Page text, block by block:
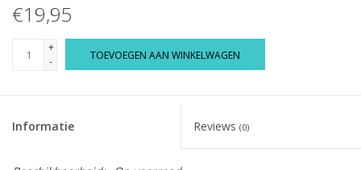
€19,95
+
-
TOEVOEGEN AAN WINKELWAGEN
Informatie Reviews (0)